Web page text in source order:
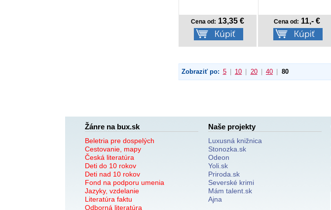
Cena od: 13,35 € Cena od: 11,- €
Zobraziť po: 5 10 20 40 80
Žánre na bux.sk
Beletria pre dospelých
Cestovanie, mapy
Česká literatúra
Deti do 10 rokov
Deti nad 10 rokov
Fond na podporu umenia
Jazyky, vzdelanie
Literatúra faktu
Odborná literatúra
Naše projekty
Luxusná knižnica
Stonozka.sk
Odeon
Yoli.sk
Priroda.sk
Severské krimi
Mám talent.sk
Ajna